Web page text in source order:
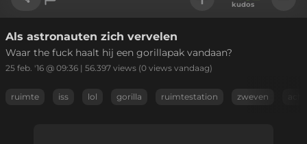
Link kopiëren
kudos
Als astronauten zich vervelen
Waar the fuck haalt hij een gorillapak vandaan?
25 feb. '16 @ 09:36 | 56.397 views (0 views vandaag)
ruimte iss lol gorilla ruimtestation zweven